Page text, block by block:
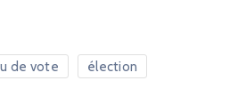
de vote élection